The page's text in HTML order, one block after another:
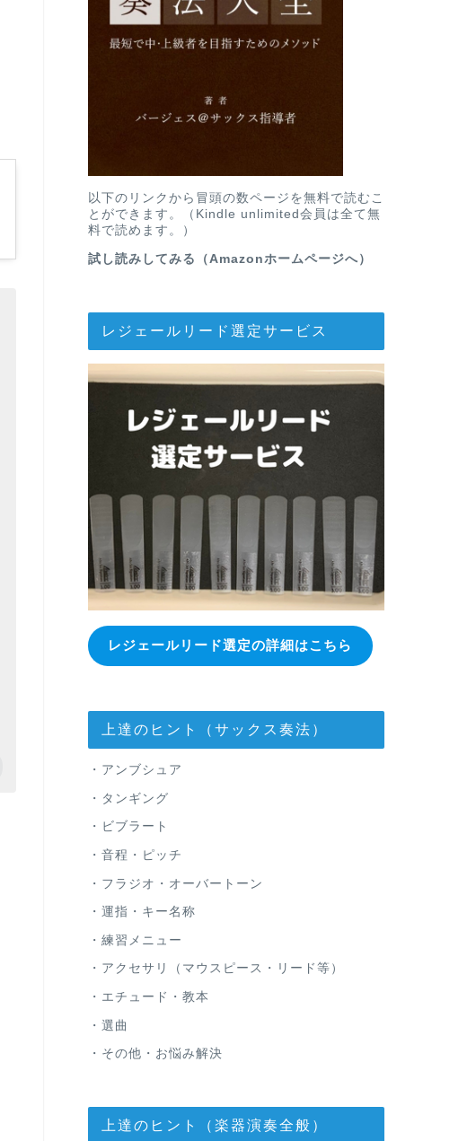
以下のリンクから冒頭の数ページを無料で読むこ
とができます。（Kindle unlimited会員は全て無
料で読めます。）
試し読みしてみる（Amazonホームページへ）
レジェールリード選定サービス
レジェールリード選定の詳細はこちら
上達のヒント（サックス奏法）
・アンブシュア
・タンギング
・ビブラート
・音程・ピッチ
・フラジオ・オーバートーン
・運指・キー名称
・練習メニュー
・アクセサリ（マウスピース・リード等）
・エチュード・教本
・選曲
・その他・お悩み解決
上達のヒント（楽器演奏全般）